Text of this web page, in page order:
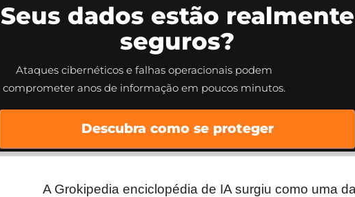
Seus dados estão realmente
seguros?
Ataques cibernéticos e falhas operacionais podem
comprometer anos de informação em poucos minutos.
Descubra como se proteger
A Grokipedia enciclopédia de IA surgiu como uma